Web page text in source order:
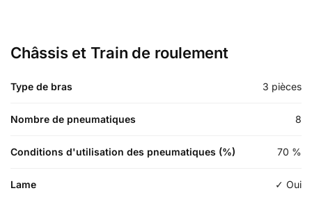
Châssis et Train de roulement
Type de bras 3 pièces
Nombre de pneumatiques 8
Conditions d'utilisation des pneumatiques (%) 70 %
Lame ✓ Oui